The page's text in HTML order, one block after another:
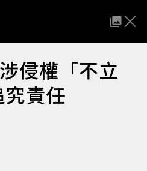
侵權「不立
責任